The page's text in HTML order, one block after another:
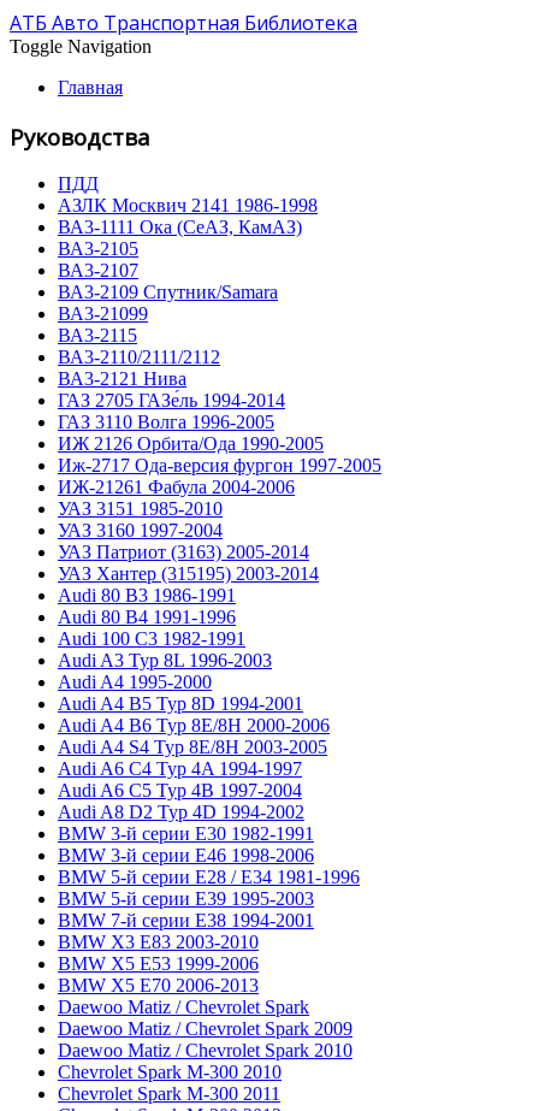
АТБ Авто Транспортная Библиотека
Toggle Navigation
Главная
Руководства
ПДД
АЗЛК Москвич 2141 1986-1998
ВА3-1111 Ока (СеАЗ, КамАЗ)
ВА3-2105
ВА3-2107
ВА3-2109 Спутник/Samara
ВА3-21099
ВА3-2115
ВА3-2110/2111/2112
ВА3-2121 Нива
ГАЗ 2705 ГАЗе́ль 1994-2014
ГАЗ 3110 Волга 1996-2005
ИЖ 2126 Орбита/Ода 1990-2005
Иж-2717 Ода-версия фургон 1997-2005
ИЖ-21261 Фабула 2004-2006
УАЗ 3151 1985-2010
УАЗ 3160 1997-2004
УАЗ Патриот (3163) 2005-2014
УАЗ Хантер (315195) 2003-2014
Audi 80 B3 1986-1991
Audi 80 B4 1991-1996
Audi 100 C3 1982-1991
Audi A3 Typ 8L 1996-2003
Audi A4 1995-2000
Audi A4 B5 Typ 8D 1994-2001
Audi A4 B6 Typ 8E/8H 2000-2006
Audi A4 S4 Typ 8E/8H 2003-2005
Audi A6 C4 Typ 4A 1994-1997
Audi A6 C5 Typ 4B 1997-2004
Audi A8 D2 Typ 4D 1994-2002
BMW 3-й серии E30 1982-1991
BMW 3-й серии E46 1998-2006
BMW 5-й серии E28 / E34 1981-1996
BMW 5-й серии E39 1995-2003
BMW 7-й серии E38 1994-2001
BMW X3 E83 2003-2010
BMW X5 E53 1999-2006
BMW X5 E70 2006-2013
Daewoo Matiz / Chevrolet Spark
Daewoo Matiz / Chevrolet Spark 2009
Daewoo Matiz / Chevrolet Spark 2010
Chevrolet Spark M-300 2010
Chevrolet Spark M-300 2011